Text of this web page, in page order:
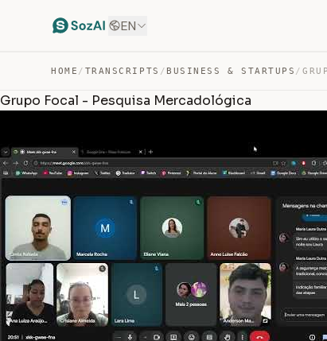
EN
HOME / TRANSCRIPTS / BUSINESS & STARTUPS /
Grupo Focal - Pesquisa Mercadológica